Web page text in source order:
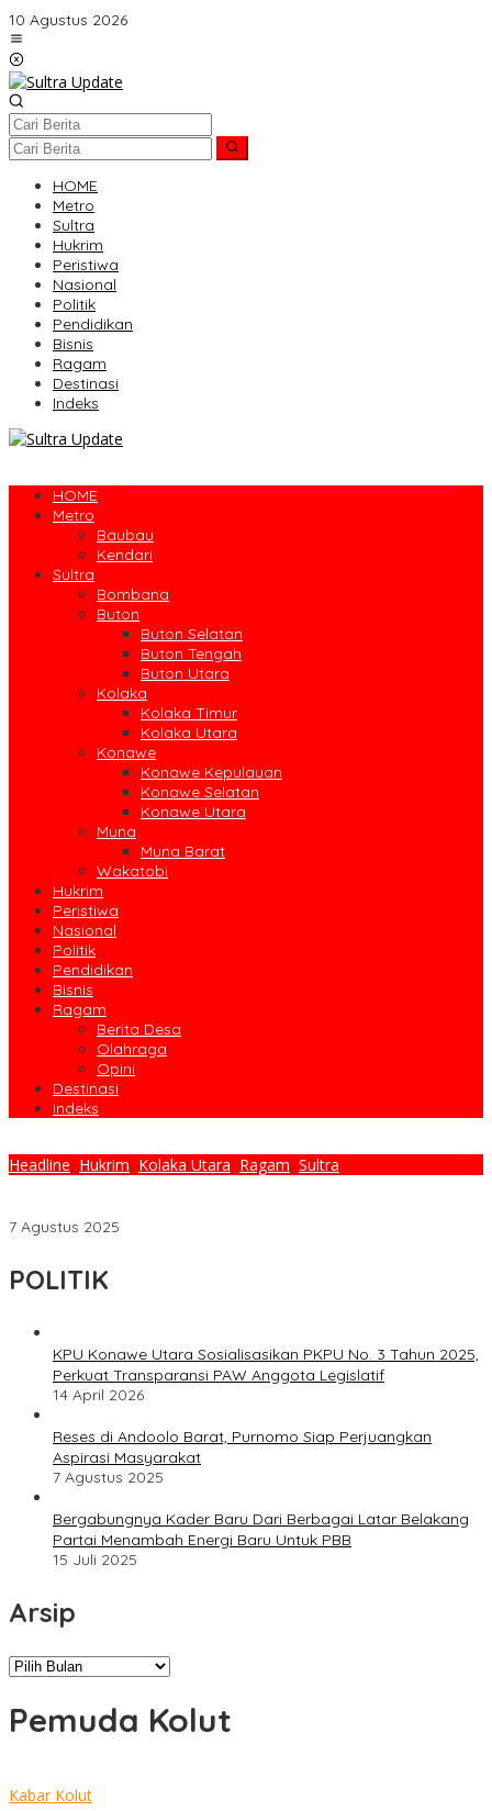
Lewati
ke
konten
10 Agustus 2026
HOME
Metro
Sultra
Hukrim
Peristiwa
Nasional
Politik
Pendidikan
Bisnis
Ragam
Destinasi
Indeks
HOME
Metro
Baubau
Kendari
Sultra
Bombana
Buton
Buton Selatan
Buton Tengah
Buton Utara
Kolaka
Kolaka Timur
Kolaka Utara
Konawe
Konawe Kepulauan
Konawe Selatan
Konawe Utara
Muna
Muna Barat
Wakatobi
Hukrim
Peristiwa
Nasional
Politik
Pendidikan
Bisnis
Ragam
Berita Desa
Olahraga
Opini
Destinasi
Indeks
Headline, Hukrim, Kolaka Utara, Ragam, Sultra
7 Agustus 2025
POLITIK
KPU Konawe Utara Sosialisasikan PKPU No. 3 Tahun 2025,
Perkuat Transparansi PAW Anggota Legislatif
14 April 2026
Reses di Andoolo Barat, Purnomo Siap Perjuangkan
Aspirasi Masyarakat
7 Agustus 2025
Bergabungnya Kader Baru Dari Berbagai Latar Belakang
Partai Menambah Energi Baru Untuk PBB
15 Juli 2025
Arsip
Arsip
Pemuda Kolut
Kabar Kolut